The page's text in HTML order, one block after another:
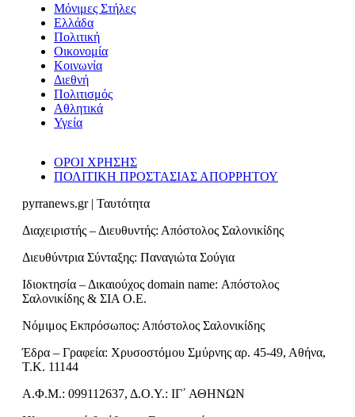
Μόνιμες Στήλες
Ελλάδα
Πολιτική
Οικονομία
Κοινωνία
Διεθνή
Πολιτισμός
Αθλητικά
Υγεία
ΟΡΟΙ ΧΡΗΣΗΣ
ΠΟΛΙΤΙΚΗ ΠΡΟΣΤΑΣΙΑΣ ΑΠΟΡΡΗΤΟΥ
pyrranews.gr | Ταυτότητα
Διαχειριστής – Διευθυντής: Απόστολος Σαλονικίδης
Διευθύντρια Σύνταξης: Παναγιώτα Σούγια
Ιδιοκτησία – Δικαιούχος domain name: Απόστολος
Σαλονικίδης & ΣΙΑ Ο.Ε.
Νόμιμος Εκπρόσωπος: Απόστολος Σαλονικίδης
Έδρα – Γραφεία: Χρυσοστόμου Σμύρνης αρ. 45-49, Αθήνα,
Τ.Κ. 11144
Α.Φ.Μ.: 099112637, Δ.Ο.Υ.: ΙΓ΄ ΑΘΗΝΩΝ